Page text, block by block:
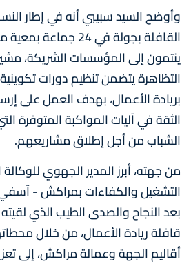
وأوضح السيد سبيبي أنه في إطار
القافلة بجولة في 24
ينتمون إلى المؤسسات الشريكة،
التظاهرة يتضمن تنظيم دورات
بريادة الأعمال، بهدف العمل على
الثقة في آليات المواكبة المتوفرة
الشباب من أجل إطلاق مشاريعهم.
من جهته، أبرز المدير الجهوي
التشغيل والكفاءات بمراكش -
بعد النجاح والصدى الطيب الذي
قافلة ريادة الأعمال، من خلال
أقاليم الجهة وعمالة مراكش، إلى